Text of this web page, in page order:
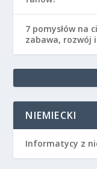
7 pomysłów na
zabawa, rozwój
NIEMIECKI
Informatycy z